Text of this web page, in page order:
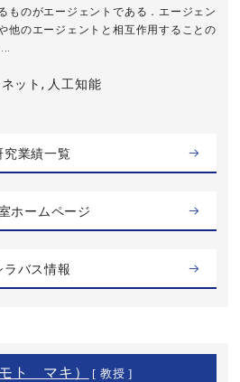
ものがエージェントである．エージェン
他のエージェントと相互作用することの
ット, 人工知能
究業績一覧
ホームページ
ラバス情報
ト マキ） [ 教授 ]